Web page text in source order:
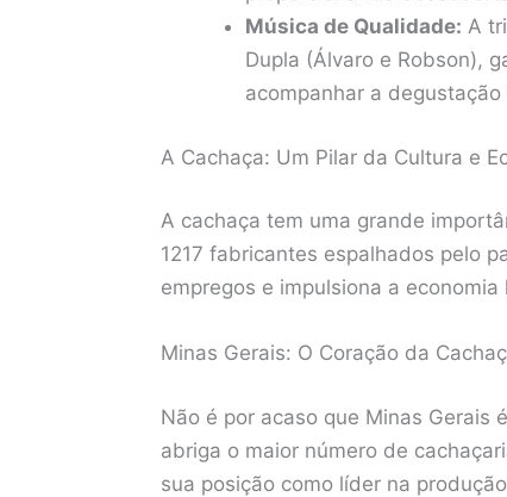
Música de Qualidade: A
Dupla (Álvaro e Robson),
acompanhar a
A Cachaça: Um Pilar da Cultura e
A cachaça tem uma grande
1217 fabricantes espalhados pelo
empregos e impulsiona a economia
Minas Gerais: O Coração da
Não é por acaso que Minas Gerais
abriga o maior número de
sua posição como líder na